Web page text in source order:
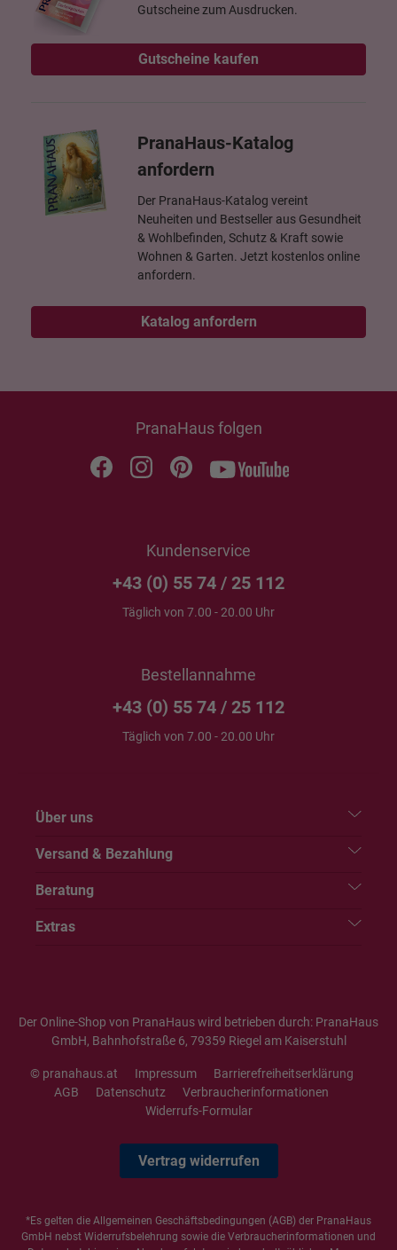
Gutscheine zum Ausdrucken.
Gutscheine kaufen
PranaHaus-Katalog
anfordern
Der PranaHaus-Katalog vereint
Neuheiten und Bestseller aus Gesundheit
& Wohlbefinden, Schutz & Kraft sowie
Wohnen & Garten. Jetzt kostenlos online
anfordern.
Katalog anfordern
PranaHaus folgen
Kundenservice
+43 (0) 55 74 / 25 112
Täglich von 7.00 - 20.00 Uhr
Bestellannahme
+43 (0) 55 74 / 25 112
Täglich von 7.00 - 20.00 Uhr
Über uns
Versand & Bezahlung
Beratung
Extras
Der Online-Shop von PranaHaus wird betrieben durch: PranaHaus
GmbH, Bahnhofstraße 6, 79359 Riegel am Kaiserstuhl
© pranahaus.at Impressum
Barrierefreiheitserklärung
AGB
Datenschutz
Verbraucherinformationen
Widerrufs-Formular
Vertrag widerrufen
*Es gelten die Allgemeinen Geschäftsbedingungen (AGB) der PranaHaus
GmbH nebst Widerrufsbelehrung sowie die Verbraucherinformationen und